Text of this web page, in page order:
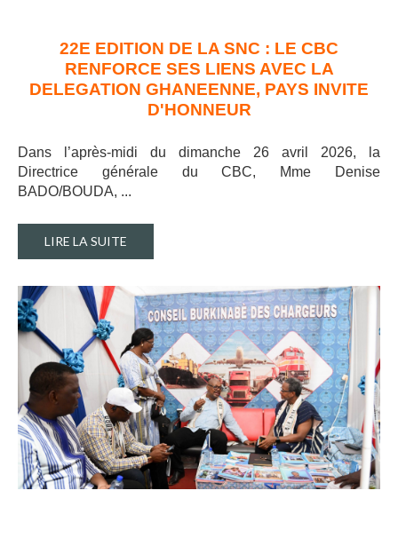
22E EDITION DE LA SNC : LE CBC
RENFORCE SES LIENS AVEC LA
DELEGATION GHANEENNE, PAYS INVITE
D'HONNEUR
Dans l’après-midi du dimanche 26 avril 2026, la
Directrice générale du CBC, Mme Denise
BADO/BOUDA, ...
LIRE LA SUITE